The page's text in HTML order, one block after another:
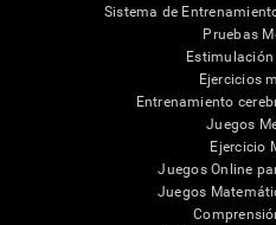
Sistema de
Pruebas
Ejercicios
Entrenamiento
Juegos
Ejercicio
Juegos Online
Juegos